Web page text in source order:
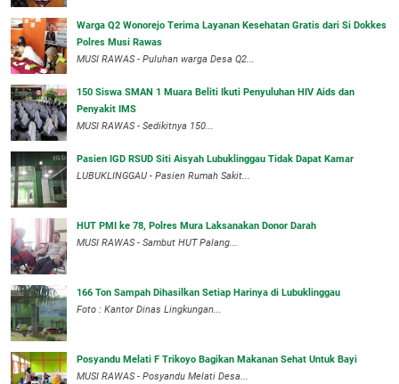
Warga Q2 Wonorejo Terima Layanan Kesehatan Gratis dari Si Dokkes
Polres Musi Rawas
MUSI RAWAS - Puluhan warga Desa Q2...
150 Siswa SMAN 1 Muara Beliti Ikuti Penyuluhan HIV Aids dan
Penyakit IMS
MUSI RAWAS - Sedikitnya 150...
Pasien IGD RSUD Siti Aisyah Lubuklinggau Tidak Dapat Kamar
LUBUKLINGGAU - Pasien Rumah Sakit...
HUT PMI ke 78, Polres Mura Laksanakan Donor Darah
MUSI RAWAS - Sambut HUT Palang...
166 Ton Sampah Dihasilkan Setiap Harinya di Lubuklinggau
Foto : Kantor Dinas Lingkungan...
Posyandu Melati F Trikoyo Bagikan Makanan Sehat Untuk Bayi
MUSI RAWAS - Posyandu Melati Desa...